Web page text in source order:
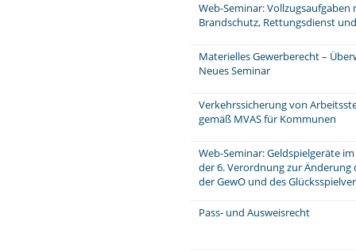
Web-Seminar: Vollzugsaufgaben
Brandschutz, Rettungsdienst
Materielles Gewerberecht –
Neues Seminar
Verkehrssicherung von
gemäß MVAS für Kommunen
Web-Seminar: Geldspielgeräte
der 6. Verordnung zur Änderung
der GewO und des
Pass- und Ausweisrecht